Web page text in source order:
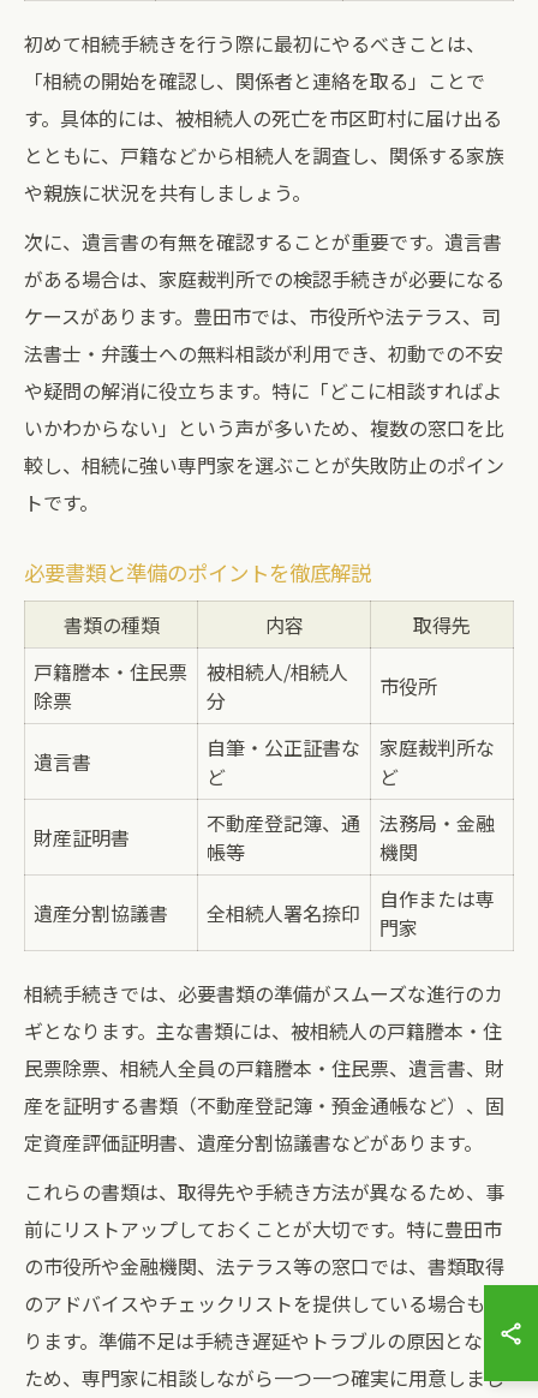
初めて相続手続きを行う際に最初にやるべきことは、
「相続の開始を確認し、関係者と連絡を取る」ことで
す。具体的には、被相続人の死亡を市区町村に届け出る
とともに、戸籍などから相続人を調査し、関係する家族
や親族に状況を共有しましょう。
次に、遺言書の有無を確認することが重要です。遺言書
がある場合は、家庭裁判所での検認手続きが必要になる
ケースがあります。豊田市では、市役所や法テラス、司
法書士・弁護士への無料相談が利用でき、初動での不安
や疑問の解消に役立ちます。特に「どこに相談すればよ
いかわからない」という声が多いため、複数の窓口を比
較し、相続に強い専門家を選ぶことが失敗防止のポイン
トです。
必要書類と準備のポイントを徹底解説
書類の種類 内容
取得先
戸籍謄本・住民票
除票
被相続人/相続人
分
市役所
遺言書
自筆・公正証書な
ど
家庭裁判所な
ど
財産証明書
不動産登記簿、通
帳等
法務局・金融
機関
遺産分割協議書 全相続人署名捺印
自作または専
門家
相続手続きでは、必要書類の準備がスムーズな進行のカ
ギとなります。主な書類には、被相続人の戸籍謄本・住
民票除票、相続人全員の戸籍謄本・住民票、遺言書、財
産を証明する書類（不動産登記簿・預金通帳など）、固
定資産評価証明書、遺産分割協議書などがあります。
これらの書類は、取得先や手続き方法が異なるため、事
前にリストアップしておくことが大切です。特に豊田市
の市役所や金融機関、法テラス等の窓口では、書類取得
のアドバイスやチェックリストを提供している場合もあ
ります。準備不足は手続き遅延やトラブルの原因となる
ため、専門家に相談しながら一つ一つ確実に用意しまし